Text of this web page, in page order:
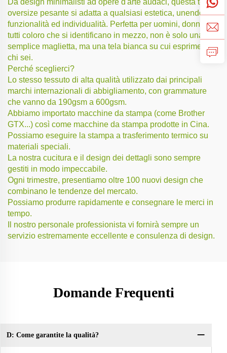
oversize pesante si adatta a qualsiasi estetica, unendo
funzionalità ed individualità. Perfetta per uomini, donne e
tutti coloro che si identificano in mezzo, non è solo una
semplice maglietta, ma una tela bianca su cui esprimere
chi sei.
Perché sceglierci?
Lo stesso tessuto di alta qualità utilizzato dai principali
marchi internazionali di abbigliamento, con grammature
che vanno da 190gsm a 600gsm.
Abbiamo importato macchine da stampa (come Brother
GTX...) così come macchine da stampa prodotte in Cina.
Possiamo eseguire la stampa a trasferimento termico su
materiali speciali.
La nostra cucitura e il design dei dettagli sono sempre
gestiti in modo impeccabile.
Ogni trimestre, presentiamo oltre 100 nuovi design che
combinano le tendenze del mercato.
Possiamo produrre rapidamente e consegnare le merci in
tempo.
Il nostro personale professionista vi fornirà sempre un
servizio estremamente eccellente e consulenza di design.
Domande Frequenti
D: Come garantite la qualità?